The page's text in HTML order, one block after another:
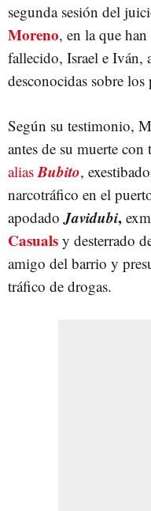
segunda sesión del
Moreno, en la que
fallecido, Israel e Iván,
desconocidas sobre
Según su testimonio,
antes de su muerte con
aliasBubito,
narcotráfico en el
apodadoJavidubi,
Casuals y desterrado
amigo del barrio y
tráfico de drogas.